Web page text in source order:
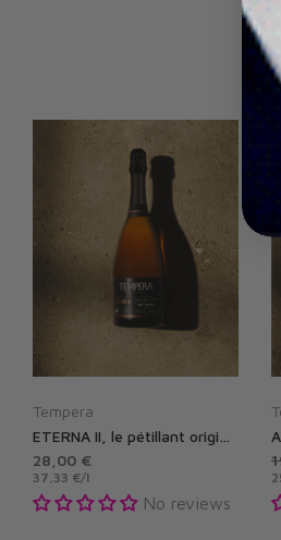
Tempera
28,00 €
37,33 €/l
No reviews